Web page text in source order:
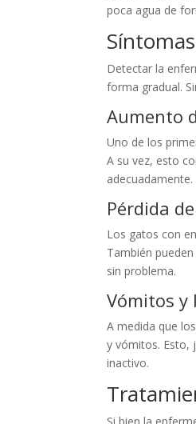
poca agua de
Detectar la
forma gradual.
Aumento
Uno de los
A su vez, esto
adecuadamente.
Pérdida
Los gatos con
También
sin problema.
Vómitos y
A medida que
y vómitos. Esto,
inactivo.